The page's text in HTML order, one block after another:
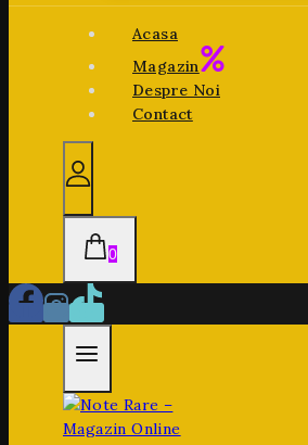
Acasa
Magazin
Despre Noi
Contact
0